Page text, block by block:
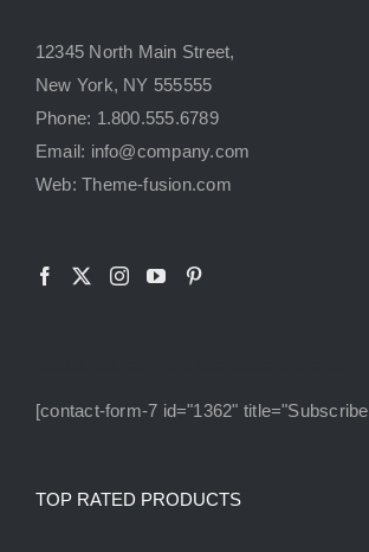
12345 North Main Street,
New York, NY 555555
Phone: 1.800.555.6789
Email: info@company.com
Web: Theme-fusion.com
[contact-form-7 id="1362"
TOP RATED PRODUCTS